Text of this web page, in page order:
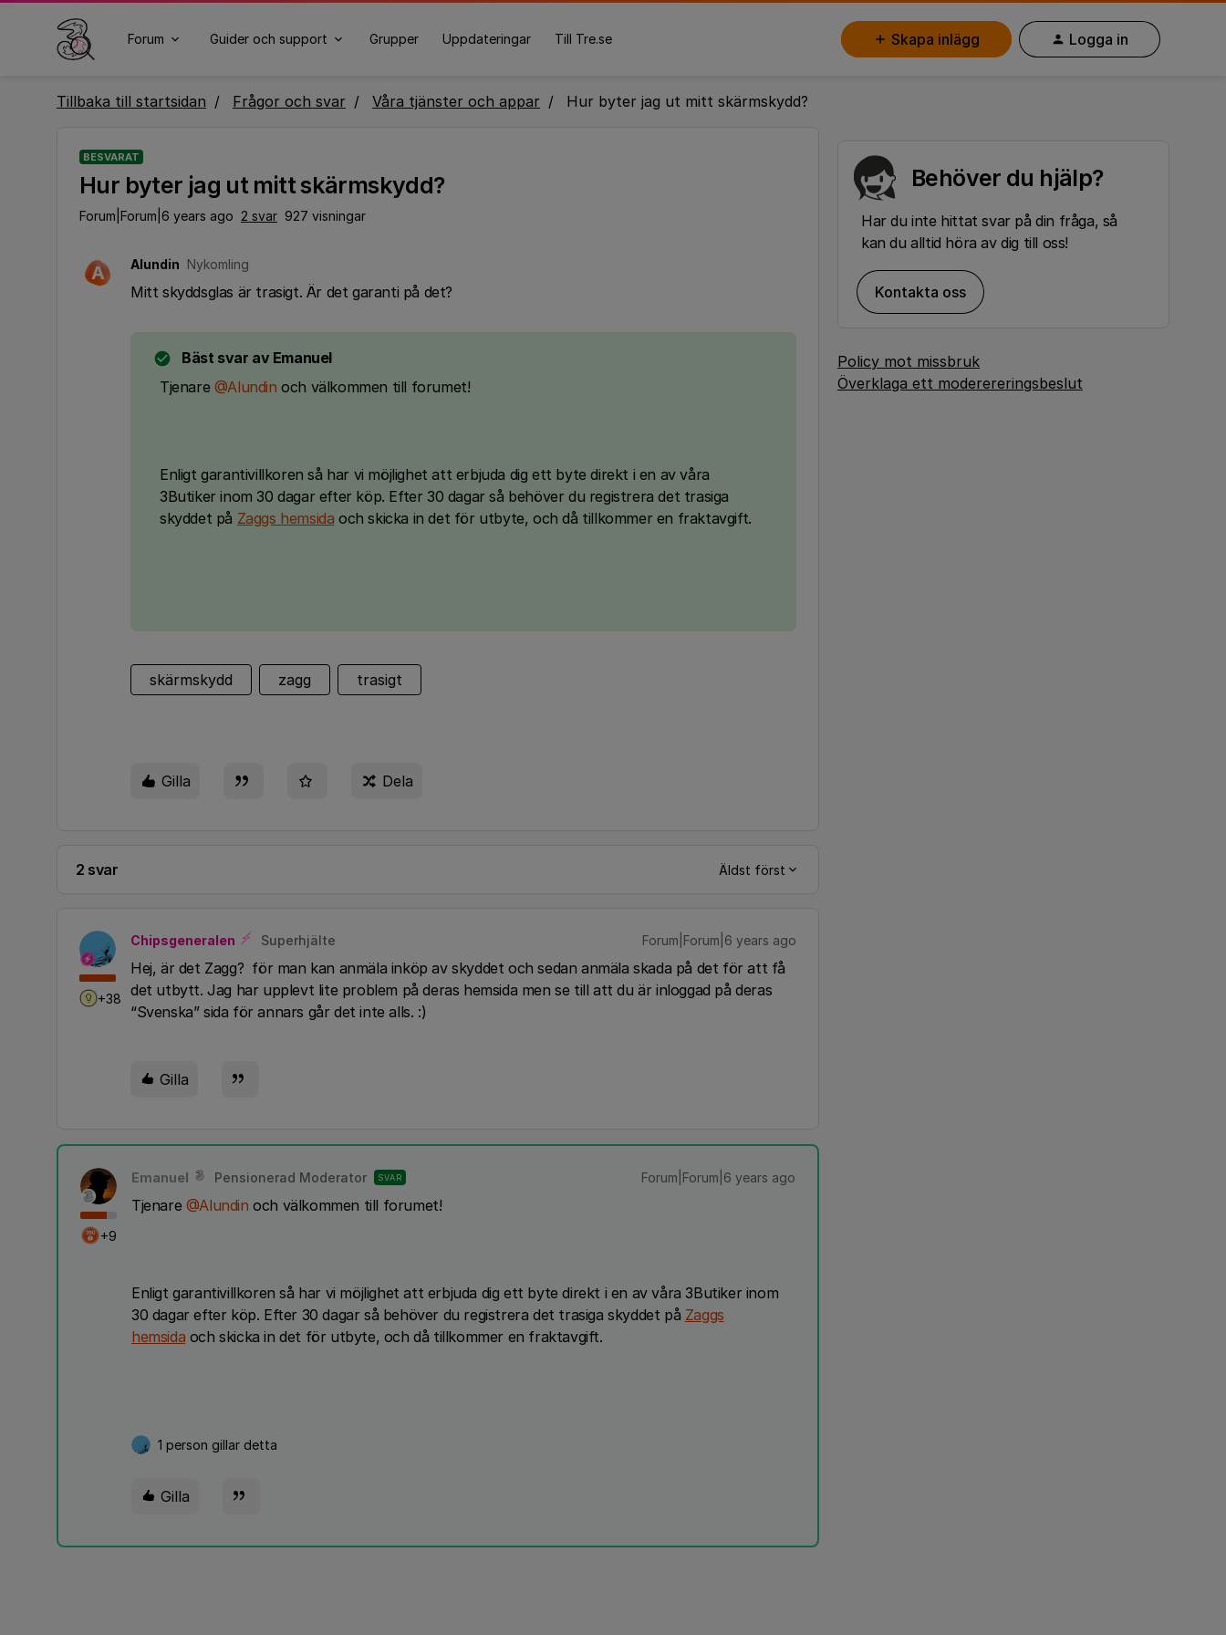
Forum Guider och support Grupper Uppdateringar Till Tre.se Skapa inlägg Logga in
Tillbaka till startsidan Frågor och svar Våra tjänster och appar Hur byter jag ut mitt skärmskydd?
BESVARAT
Hur byter jag ut mitt skärmskydd?
Forum|Forum|6 years ago 2 svar 927 visningar
A Alundin Nykomling
Mitt skyddsglas är trasigt. Är det garanti på det?
Bäst svar av Emanuel
Tjenare @Alundin och välkommen till forumet!
Enligt garantivillkoren så har vi möjlighet att erbjuda dig ett byte direkt i en av våra
3Butiker inom 30 dagar efter köp. Efter 30 dagar så behöver du registrera det trasiga
skyddet på Zaggs hemsida och skicka in det för utbyte, och då tillkommer en fraktavgift.
skärmskydd zagg trasigt
Gilla Dela
2 svar Äldst först
+38
Chipsgeneralen Superhjälte Forum|Forum|6 years ago
Hej, är det Zagg? för man kan anmäla inköp av skyddet och sedan anmäla skada på det för att få
det utbytt. Jag har upplevt lite problem på deras hemsida men se till att du är inloggad på deras
“Svenska” sida för annars går det inte alls. :)
Gilla
+9
Emanuel Pensionerad Moderator SVAR Forum|Forum|6 years ago
Tjenare @Alundin och välkommen till forumet!
Enligt garantivillkoren så har vi möjlighet att erbjuda dig ett byte direkt i en av våra 3Butiker inom
30 dagar efter köp. Efter 30 dagar så behöver du registrera det trasiga skyddet på Zaggs
hemsida och skicka in det för utbyte, och då tillkommer en fraktavgift.
1 person gillar detta
Gilla
Behöver du hjälp?
Har du inte hittat svar på din fråga, så
kan du alltid höra av dig till oss!
Kontakta oss
Policy mot missbruk
Överklaga ett moderereringsbeslut